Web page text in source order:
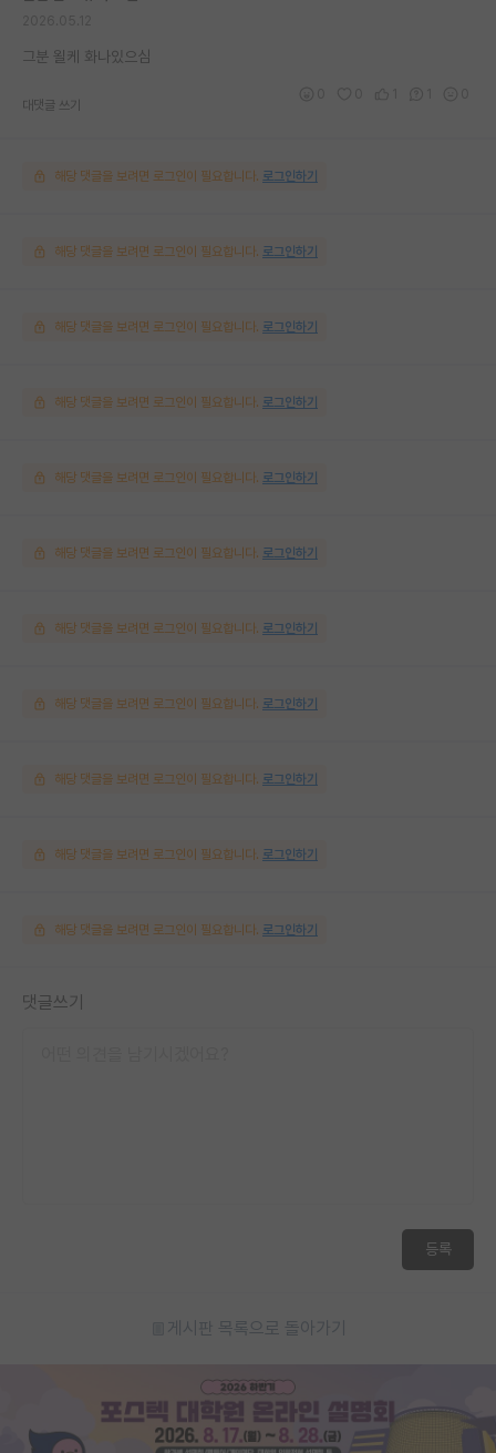
그분 욀케 화나있으심
대댓글 쓰기
해당 댓글을 보려면 로그인이 필요합니다. 로그인하기
해당 댓글을 보려면 로그인이 필요합니다. 로그인하기
해당 댓글을 보려면 로그인이 필요합니다. 로그인하기
해당 댓글을 보려면 로그인이 필요합니다. 로그인하기
해당 댓글을 보려면 로그인이 필요합니다. 로그인하기
해당 댓글을 보려면 로그인이 필요합니다. 로그인하기
해당 댓글을 보려면 로그인이 필요합니다. 로그인하기
해당 댓글을 보려면 로그인이 필요합니다. 로그인하기
해당 댓글을 보려면 로그인이 필요합니다. 로그인하기
해당 댓글을 보려면 로그인이 필요합니다. 로그인하기
해당 댓글을 보려면 로그인이 필요합니다. 로그인하기
댓글쓰기
등록
게시판 목록으로 돌아가기